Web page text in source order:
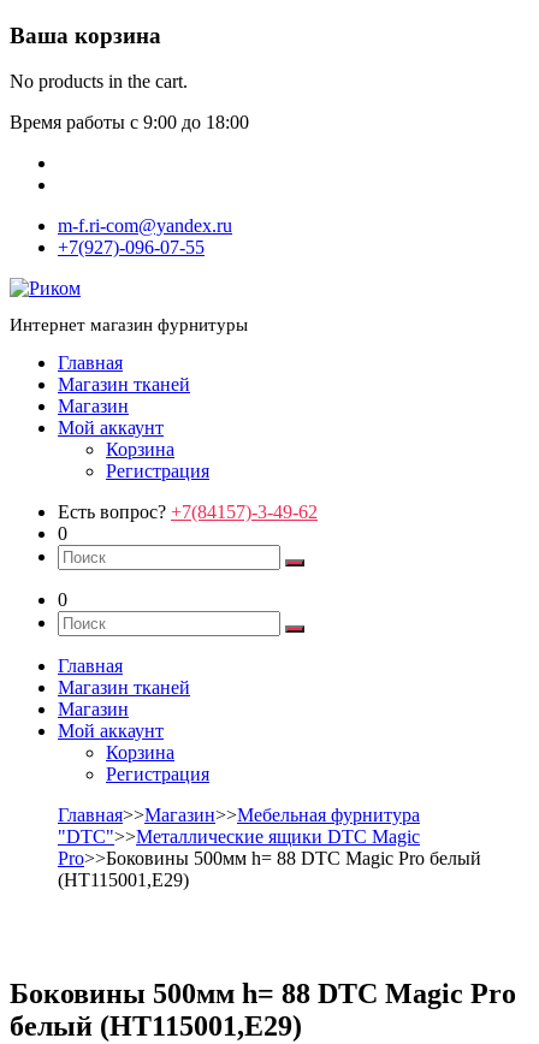
Ваша корзина
No products in the cart.
Время работы с 9:00 до 18:00
m-f.ri-com@yandex.ru
+7(927)-096-07-55
Интернет магазин фурнитуры
Главная
Магазин тканей
Магазин
Мой аккаунт
Корзина
Регистрация
Есть вопрос? +7(84157)-3-49-62
0
0
Главная
Магазин тканей
Магазин
Мой аккаунт
Корзина
Регистрация
Главная>>Магазин>>Мебельная фурнитура
"DTC">>Металлические ящики DTC Magic
Pro>>Боковины 500мм h= 88 DTC Magic Pro белый
(HT115001,E29)
Боковины 500мм h= 88 DTC Magic Pro
белый (HT115001,E29)